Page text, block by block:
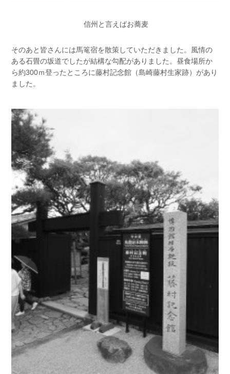
信州と言えばお蕎麦
そのあと皆さんには馬篭宿を散策していただきました。風情の
ある石畳の坂道でしたが結構な勾配がありました。昼食場所か
ら約300ｍ登ったところに藤村記念館（島崎藤村生家跡）があり
ました。